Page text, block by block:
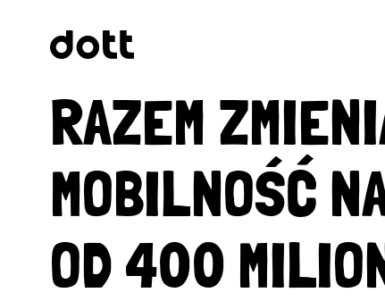
RAZEM
MOBILNOŚĆ
OD 400